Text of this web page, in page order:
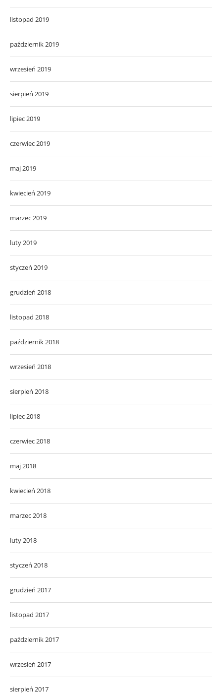
listopad 2019
październik 2019
wrzesień 2019
sierpień 2019
lipiec 2019
czerwiec 2019
maj 2019
kwiecień 2019
marzec 2019
luty 2019
styczeń 2019
grudzień 2018
listopad 2018
październik 2018
wrzesień 2018
sierpień 2018
lipiec 2018
czerwiec 2018
maj 2018
kwiecień 2018
marzec 2018
luty 2018
styczeń 2018
grudzień 2017
listopad 2017
październik 2017
wrzesień 2017
sierpień 2017